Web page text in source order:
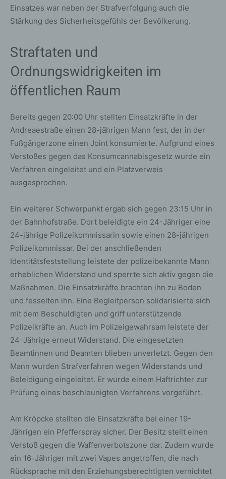
Einsatzes war neben der Strafverfolgung auch die
Stärkung des Sicherheitsgefühls der Bevölkerung.
Straftaten und
Ordnungswidrigkeiten im
öffentlichen Raum
Bereits gegen 20:00 Uhr stellten Einsatzkräfte in der
Andreaestraße einen 28-jährigen Mann fest, der in der
Fußgängerzone einen Joint konsumierte. Aufgrund eines
Verstoßes gegen das Konsumcannabisgesetz wurde ein
Verfahren eingeleitet und ein Platzverweis
ausgesprochen.
Ein weiterer Schwerpunkt ergab sich gegen 23:15 Uhr in
der Bahnhofstraße. Dort beleidigte ein 24-Jähriger eine
24-jährige Polizeikommissarin sowie einen 28-jährigen
Polizeikommissar. Bei der anschließenden
Identitätsfeststellung leistete der polizeibekannte Mann
erheblichen Widerstand und sperrte sich aktiv gegen die
Maßnahmen. Die Einsatzkräfte brachten ihn zu Boden
und fesselten ihn. Eine Begleitperson solidarisierte sich
mit dem Beschuldigten und griff unterstützende
Polizeikräfte an. Auch im Polizeigewahrsam leistete der
24-Jährige erneut Widerstand. Die eingesetzten
Beamtinnen und Beamten blieben unverletzt. Gegen den
Mann wurden Strafverfahren wegen Widerstands und
Beleidigung eingeleitet. Er wurde einem Haftrichter zur
Prüfung eines beschleunigten Verfahrens vorgeführt.
Am Kröpcke stellten die Einsatzkräfte bei einer 19-
Jährigen ein Pfefferspray sicher. Der Besitz stellt einen
Verstoß gegen die Waffenverbotszone dar. Zudem wurde
ein 16-Jähriger mit zwei Vapes angetroffen, die nach
Rücksprache mit den Erziehungsberechtigten vernichtet